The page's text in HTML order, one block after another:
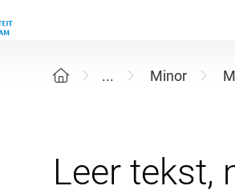
... Minor
Leer tekst,